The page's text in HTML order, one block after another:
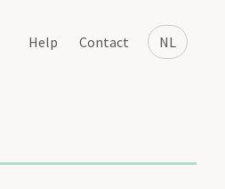
NL
Help Contact